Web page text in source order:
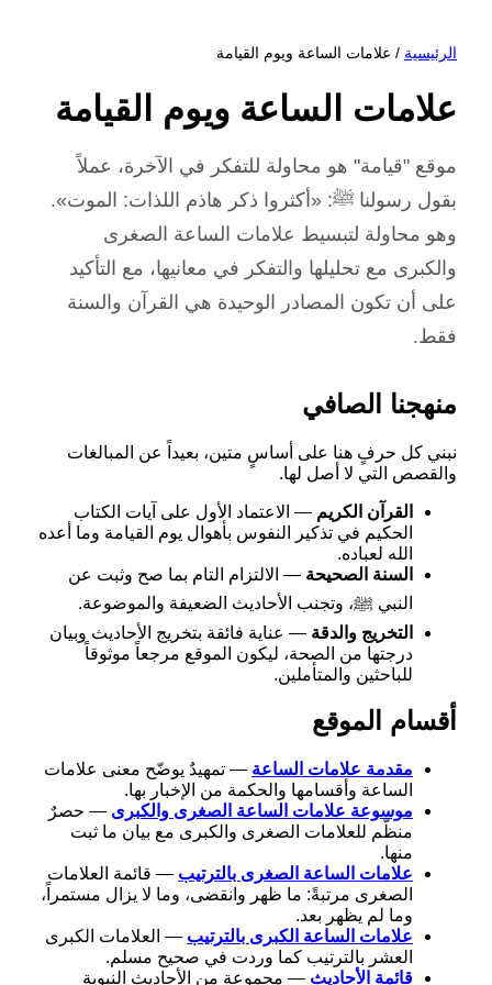
الرئيسية / علامات الساعة ويوم القيامة
علامات الساعة ويوم القيامة
موقع "قيامة" هو محاولة للتفكر في الآخرة، عملاً
بقول رسولنا ﷺ: «أكثروا ذكر هاذم اللذات: الموت».
وهو محاولة لتبسيط علامات الساعة الصغرى
والكبرى مع تحليلها والتفكر في معانيها، مع التأكيد
على أن تكون المصادر الوحيدة هي القرآن والسنة
فقط.
منهجنا الصافي
نبني كل حرفٍ هنا على أساسٍ متين، بعيداً عن المبالغات
والقصص التي لا أصل لها.
القرآن الكريم — الاعتماد الأول على آيات الكتاب
الحكيم في تذكير النفوس بأهوال يوم القيامة وما أعده
الله لعباده.
السنة الصحيحة — الالتزام التام بما صح وثبت عن
النبي ﷺ، وتجنب الأحاديث الضعيفة والموضوعة.
التخريج والدقة — عناية فائقة بتخريج الأحاديث وبيان
درجتها من الصحة، ليكون الموقع مرجعاً موثوقاً
للباحثين والمتأملين.
أقسام الموقع
مقدمة علامات الساعة — تمهيدٌ يوضّح معنى علامات
الساعة وأقسامها والحكمة من الإخبار بها.
موسوعة علامات الساعة الصغرى والكبرى — حصرٌ
منظّم للعلامات الصغرى والكبرى مع بيان ما ثبت
منها.
علامات الساعة الصغرى بالترتيب — قائمة العلامات
الصغرى مرتبةً: ما ظهر وانقضى، وما لا يزال مستمراً،
وما لم يظهر بعد.
علامات الساعة الكبرى بالترتيب — العلامات الكبرى
العشر بالترتيب كما وردت في صحيح مسلم.
قائمة الأحاديث — مجموعة من الأحاديث النبوية